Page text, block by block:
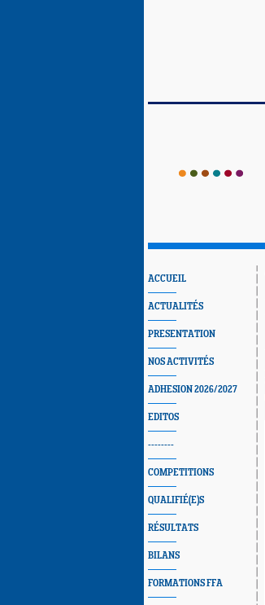
ACCUEIL
ACTUALITÉS
PRESENTATION
NOS ACTIVITÉS
ADHESION 2026/2027
EDITOS
--------
COMPETITIONS
QUALIFIÉ(E)S
RÉSULTATS
BILANS
FORMATIONS FFA